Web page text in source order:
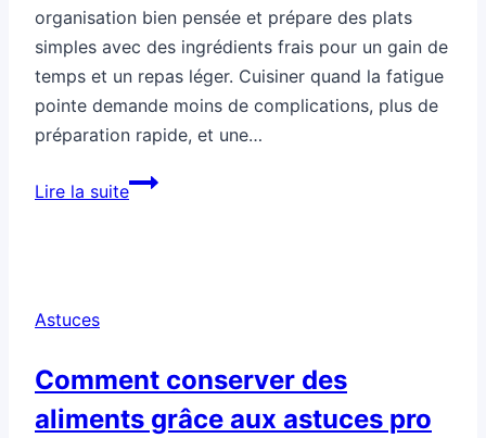
organisation bien pensée et prépare des plats
simples avec des ingrédients frais pour un gain de
temps et un repas léger. Cuisiner quand la fatigue
pointe demande moins de complications, plus de
préparation rapide, et une…
Lire la suiteAstuces
de
journée
Astuces
Comment conserver des
aliments grâce aux astuces pro